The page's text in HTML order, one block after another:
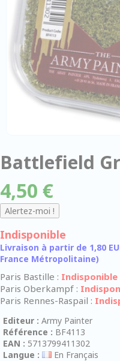
Battlefield
4,50 €
Indisponible
Livraison à partir de 1,80
France Métropolitaine)
Paris Bastille : Indisponible
Paris Oberkampf :
Paris Rennes-Raspail :
Editeur : Army Painter
Référence : BF4113
EAN : 5713799411302
Langue :
En Français